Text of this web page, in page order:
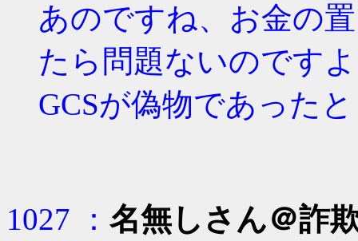
あのですね、お金の
たら問題ないのですよ
GCSが偽物であった
1027 ： 名無しさん＠詐